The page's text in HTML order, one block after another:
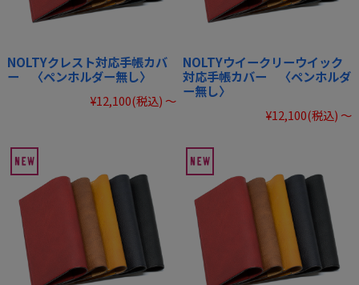
NOLTYクレスト対応手帳カバ
ー 〈ペンホルダー無し〉
¥12,100(税込) ～
NOLTYウイークリーウイック
対応手帳カバー 〈ペンホルダ
ー無し〉
¥12,100(税込) ～